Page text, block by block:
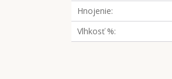
Hnojenie
Vlhkosť %